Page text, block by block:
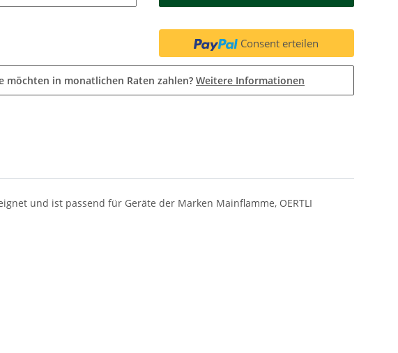
Consent erteilen
möchten in monatlichen Raten zahlen? Weitere Informationen
und ist passend für Geräte der Marken Mainflamme, OERTLI